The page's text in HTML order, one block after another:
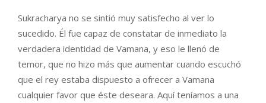
Sukracharya no se sintió muy satisfecho al ver lo
sucedido. Él fue capaz de constatar de inmediato la
verdadera identidad de Vamana, y eso le llenó de
temor, que no hizo más que aumentar cuando escuchó
que el rey estaba dispuesto a ofrecer a Vamana
cualquier favor que éste deseara. Aquí teníamos a una